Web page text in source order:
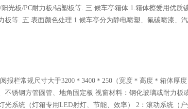
光板/PC耐力板/铝塑板等. 三.候车亭箱体 1.箱体擦爱用优质
等. 五.表面颜色处理 1.候车亭分为静电喷塑、氟碳喷漆、
栏常规尺寸大于3200＊3400＊250（宽度＊高度＊箱体厚
锈钢方管圆管、地角固定板 视窗材料：钢化玻璃或耐力板
系统（灯箱专用LED射灯、节能、效率） 2：滚动系统（